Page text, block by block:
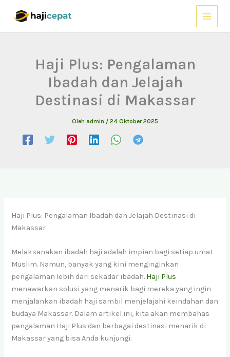
Haji Plus: Pengalaman
Ibadah dan Jelajah
Destinasi di Makassar
Oleh admin / 24 Oktober 2025
Haji Plus: Pengalaman Ibadah dan Jelajah Destinasi di
Makassar
Melaksanakan ibadah haji adalah impian bagi setiap umat
Muslim. Namun, banyak yang kini menginginkan
pengalaman lebih dari sekadar ibadah. Haji Plus
menawarkan solusi yang menarik bagi mereka yang ingin
menjalankan ibadah haji sambil menjelajahi keindahan dan
budaya Makassar. Dalam artikel ini, kita akan membahas
pengalaman Haji Plus dan berbagai destinasi menarik di
Makassar yang bisa Anda kunjungi.